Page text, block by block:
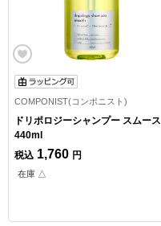
COMPONIST(コンポニスト)
ドリポロジーシャンプー スムース
440ml
税込 1,760 円
在庫 △